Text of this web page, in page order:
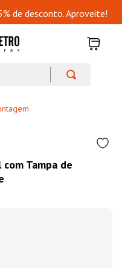
de desconto. Aproveite!
Tampa de